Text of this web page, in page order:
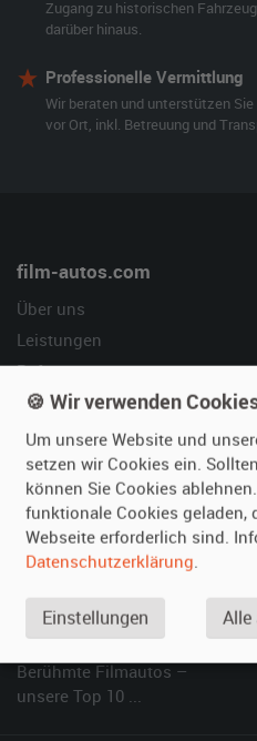
Zugang zu historischen
darüber hinaus.
Professionelle Vermittlung
Wir beraten und unterstützen
vor Ort, inkl. Betreuung und
film-autos.com
Über uns
Leistungen
Referenzen
Kundenmeinungen
Vermieten
Oldtimer anmelden
Fotos senden
Fragen für Vermieter
Berühmte Filmautos –
unsere Top 10 ...
🍪 Wir verwenden
Um unsere Website und
setzen wir Cookies ein.
können Sie Cookies
funktionale Cookies geladen,
Webseite erforderlich sind.
Datenschutzerklärung.
Einstellungen Alle